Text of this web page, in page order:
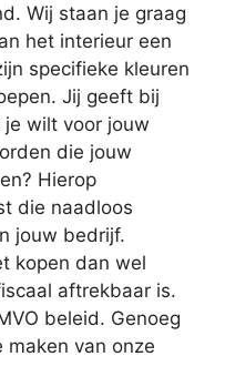
Wij staan je graag
het interieur een
specifieke kleuren
Jij geeft bij
wilt voor jouw
die jouw
Hierop
die naadloos
jouw bedrijf.
kopen dan wel
aftrekbaar is.
beleid. Genoeg
van onze